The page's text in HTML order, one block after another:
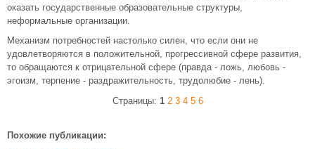
оказать государственные образовательные структуры,
неформальные организации.
Механизм потребностей настолько силен, что если они не
удовлетворяются в положительной, прогрессивной сфере развития,
то обращаются к отрицательной сфере (правда - ложь, любовь -
эгоизм, терпение - раздражительность, трудолюбие - лень).
Страницы: 1 2 3 4 5 6
Похожие публикации: